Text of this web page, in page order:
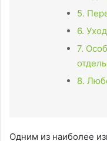
5.
6.
7.
8.
Одним из наиболее